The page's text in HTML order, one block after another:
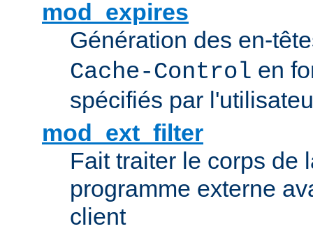
mod_expires
Génération des en-
Cache-Control en
spécifiés par
mod_ext_filter
Fait traiter le corps de
programme externe
client